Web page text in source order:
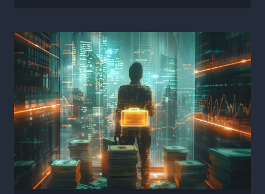
LE
TRAVAIL
AVEC
SES
COMPTES
SPÉCIALISÉS
!